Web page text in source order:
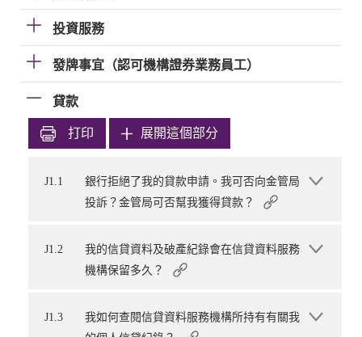
投資服務
發牌事宜（認可機構證券業務員工）
貸款
打印 展開這個部分
J1.1
銀行拒絕了我的貸款申請。我可否向金管局
投訴？金管局可否幫我獲得貸款？
J1.2
我的信貸資料及破產紀錄會在信貸資料服務
機構保留多久？
J1.3
我如何查閱信貸資料服務機構所持有有關我